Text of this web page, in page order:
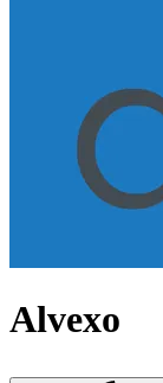
Alvexo